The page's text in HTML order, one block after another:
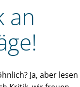
an
Ja, aber lesen